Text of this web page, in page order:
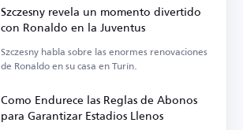
Szczesny revela un momento divertido
con Ronaldo en la Juventus
Szczesny habla sobre las enormes renovaciones
de Ronaldo en su casa en Turín.
Como Endurece las Reglas de Abonos
para Garantizar Estadios Llenos